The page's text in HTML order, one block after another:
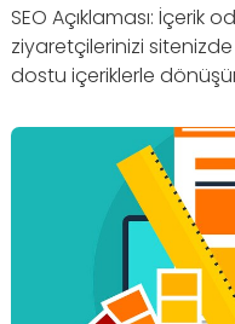
SEO Açıklaması: İçerik
ziyaretçilerinizi
dostu içeriklerle